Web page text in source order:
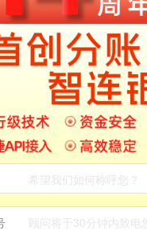
容易，但若是想要在商户与
重要的便是要解决好支付分
现持续的合规经营。很多人
择分账服务商？今天小编就
务商 电商分账系统
案可供选择呢？对于承担能
分析师的解答。